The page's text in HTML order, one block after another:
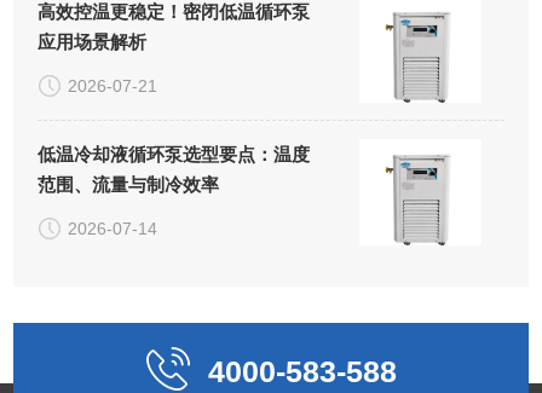
高效控温更稳定！密闭低温循环泵
应用场景解析
2026-07-21
低温冷却液循环泵选型要点：温度
范围、流量与制冷效率
2026-07-14
4000-583-588